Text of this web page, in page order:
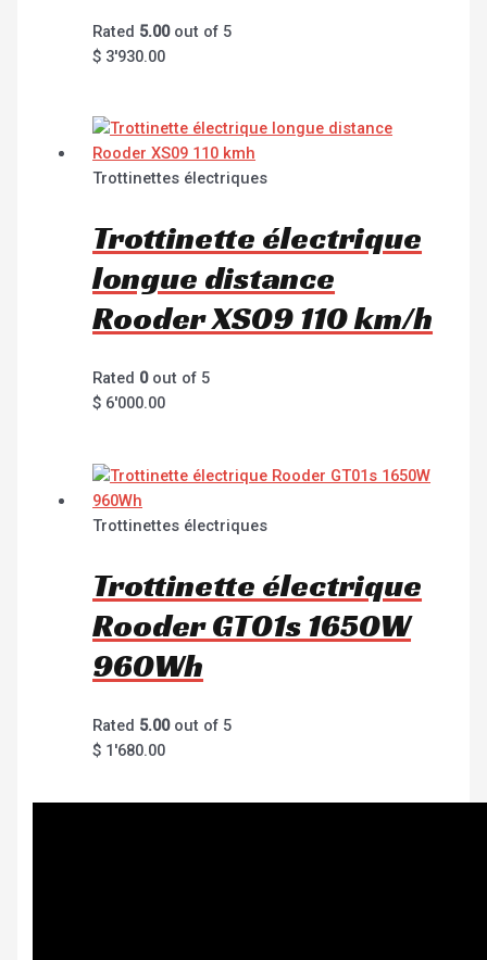
Rated 5.00out of 5
$ 3'930.00
Trottinettes électriques
Trottinette électrique
longue distance
Rooder XS09 110 km/h
Rated 0out of 5
$ 6'000.00
Trottinettes électriques
Trottinette électrique
Rooder GT01s 1650W
960Wh
Rated 5.00out of 5
$ 1'680.00